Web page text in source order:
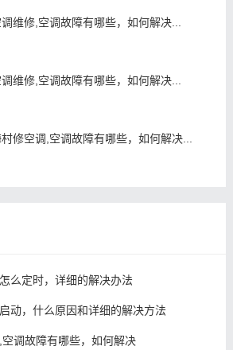
维修,空调故障有哪些，如何解决...
维修,空调故障有哪些，如何解决...
修空调,空调故障有哪些，如何解决...
么定时，详细的解决办法
动，什么原因和详细的解决方法
调故障有哪些，如何解决